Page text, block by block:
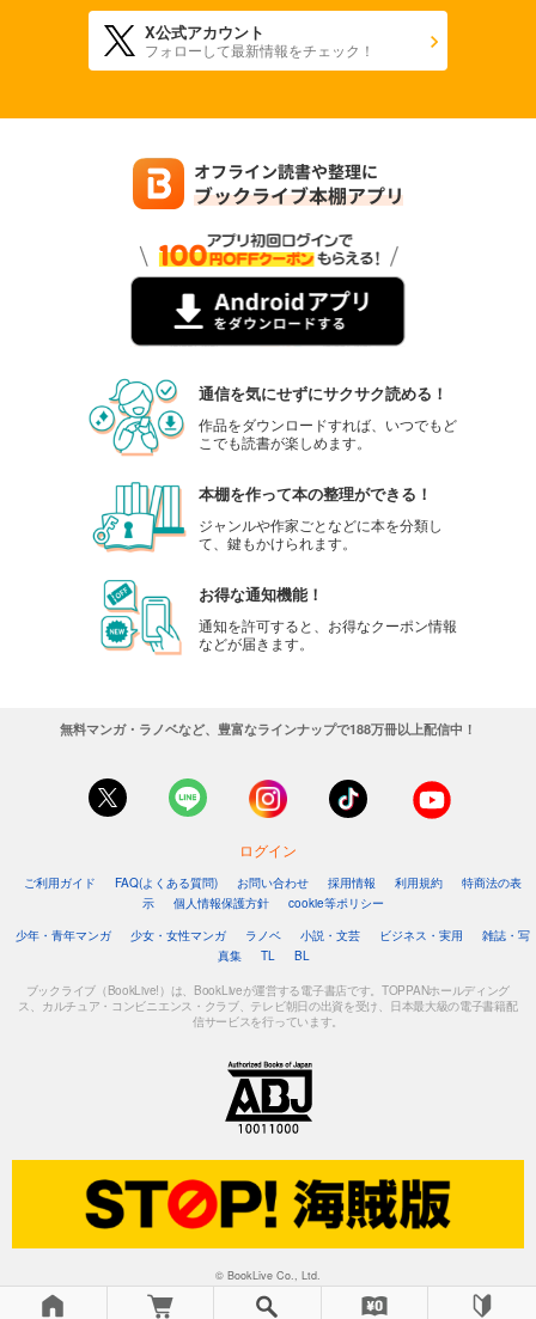
X公式アカウント
フォローして最新情報をチェック！
通信を気にせずにサクサク読める！
作品をダウンロードすれば、いつでもど
こでも読書が楽しめます。
本棚を作って本の整理ができる！
ジャンルや作家ごとなどに本を分類し
て、鍵もかけられます。
お得な通知機能！
通知を許可すると、お得なクーポン情報
などが届きます。
無料マンガ・ラノベなど、豊富なラインナップで188万冊以上配信中！
ログイン
ご利用ガイド FAQ(よくある質問) お問い合わせ 採用情報 利用規約
特商法の表
示
個人情報保護方針
cookie等ポリシー
少年・青年マンガ
少女・女性マンガ ラノベ 小説・文芸 ビジネス・実用
雑誌・写
真集
TL BL
ブックライブ（BookLive!）は、BookLiveが運営する電子書店です。TOPPANホールディング
ス、カルチュア・コンビニエンス・クラブ、テレビ朝日の出資を受け、日本最大級の電子書籍配
信サービスを行っています。
© BookLive Co., Ltd.